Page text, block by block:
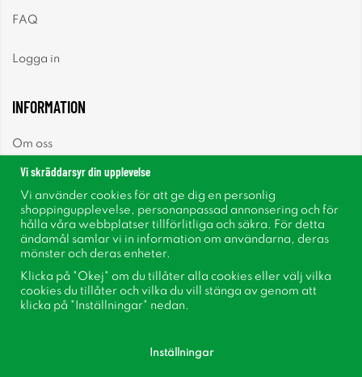
FAQ
Logga in
INFORMATION
Om oss
Nyhetsbrev
Om cookies
Inspiration
Vi skräddarsyr din upplevelse
Vi använder cookies för att ge dig en personlig
shoppingupplevelse, personanpassad annonsering och för
hålla våra webbplatser tillförlitliga och säkra. För detta
ändamål samlar vi in information om användarna, deras
mönster och deras enheter.
Klicka på "Okej" om du tillåter alla cookies eller välj vilka
cookies du tillåter och vilka du vill stänga av genom att
klicka på "Inställningar" nedan.
Inställningar